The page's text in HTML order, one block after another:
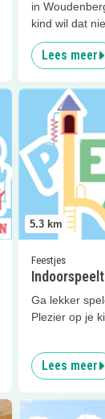
in
kind wil dat
Lees meer
5.3 km
Feestjes
Ga lekker
Plezier op je
Lees meer
Lees meer
Lees meer